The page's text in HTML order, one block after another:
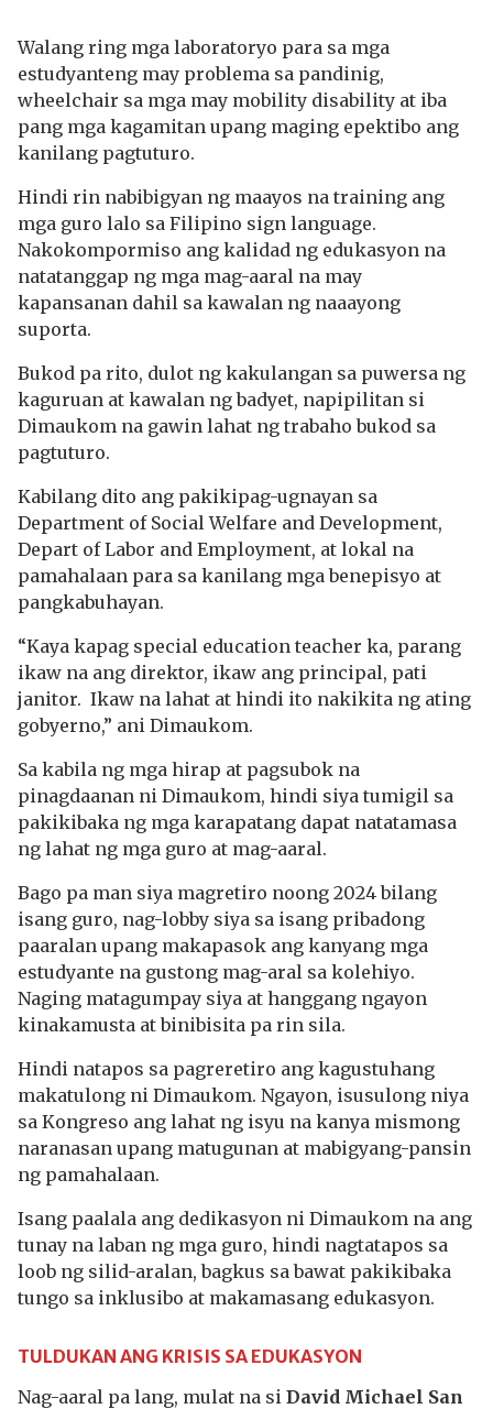
Walang ring mga laboratoryo para sa mga
estudyanteng may problema sa pandinig,
wheelchair sa mga may mobility disability at iba
pang mga kagamitan upang maging epektibo ang
kanilang pagtuturo.
Hindi rin nabibigyan ng maayos na training ang
mga guro lalo sa Filipino sign language.
Nakokompormiso ang kalidad ng edukasyon na
natatanggap ng mga mag-aaral na may
kapansanan dahil sa kawalan ng naaayong
suporta.
Bukod pa rito, dulot ng kakulangan sa puwersa ng
kaguruan at kawalan ng badyet, napipilitan si
Dimaukom na gawin lahat ng trabaho bukod sa
pagtuturo.
Kabilang dito ang pakikipag-ugnayan sa
Department of Social Welfare and Development,
Depart of Labor and Employment, at lokal na
pamahalaan para sa kanilang mga benepisyo at
pangkabuhayan.
“Kaya kapag special education teacher ka, parang
ikaw na ang direktor, ikaw ang principal, pati
janitor. Ikaw na lahat at hindi ito nakikita ng ating
gobyerno,” ani Dimaukom.
Sa kabila ng mga hirap at pagsubok na
pinagdaanan ni Dimaukom, hindi siya tumigil sa
pakikibaka ng mga karapatang dapat natatamasa
ng lahat ng mga guro at mag-aaral.
Bago pa man siya magretiro noong 2024 bilang
isang guro, nag-lobby siya sa isang pribadong
paaralan upang makapasok ang kanyang mga
estudyante na gustong mag-aral sa kolehiyo.
Naging matagumpay siya at hanggang ngayon
kinakamusta at binibisita pa rin sila.
Hindi natapos sa pagreretiro ang kagustuhang
makatulong ni Dimaukom. Ngayon, isusulong niya
sa Kongreso ang lahat ng isyu na kanya mismong
naranasan upang matugunan at mabigyang-pansin
ng pamahalaan.
Isang paalala ang dedikasyon ni Dimaukom na ang
tunay na laban ng mga guro, hindi nagtatapos sa
loob ng silid-aralan, bagkus sa bawat pakikibaka
tungo sa inklusibo at makamasang edukasyon.
TULDUKAN ANG KRISIS SA EDUKASYON
Nag-aaral pa lang, mulat na si David Michael San